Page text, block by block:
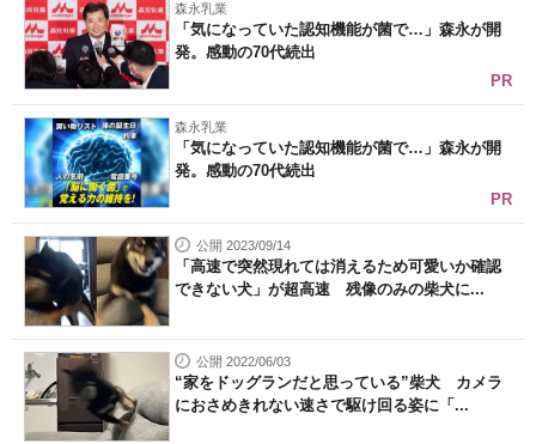
森永乳業
「気になっていた認知機能が菌で…」森永が開
発。感動の70代続出
PR
森永乳業
「気になっていた認知機能が菌で…」森永が開
発。感動の70代続出
PR
公開 2023/09/14
「高速で突然現れては消えるため可愛いか確認
できない犬」が超高速 残像のみの柴犬に...
公開 2022/06/03
“家をドッグランだと思っている”柴犬 カメラ
におさめきれない速さで駆け回る姿に「...